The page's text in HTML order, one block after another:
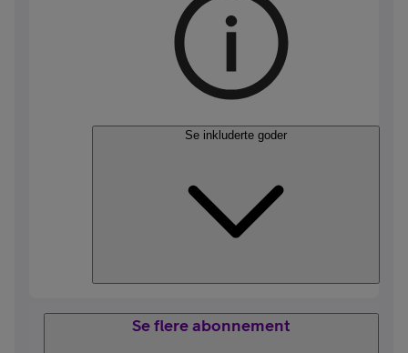
Se inkluderte goder
Se flere abonnement